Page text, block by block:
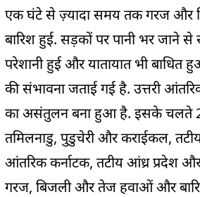
एक घंटे से ज़्यादा समय तक गरज और
बारिश हुई. सड़कों पर पानी भर जाने से
परेशानी हुई और यातायात भी बाधित
की संभावना जताई गई है. उत्तरी
का असंतुलन बना हुआ है. इसके चलते
तमिलनाडु, पुडुचेरी और कराईकल, तटीय
आंतरिक कर्नाटक, तटीय आंध्र प्रदेश
गरज, बिजली और तेज हवाओं और